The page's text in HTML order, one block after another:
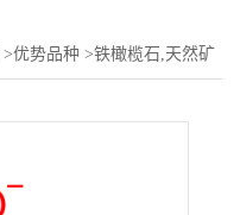
>优势品种 >铁橄榄石,天然矿